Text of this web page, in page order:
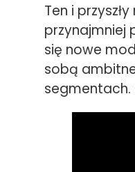
Ten i
przynajmniej
się nowe
sobą